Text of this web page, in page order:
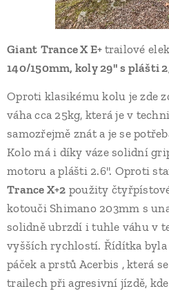
Giant Trance X E+ trailové
140/150mm, koly 29" s plášti
Oproti klasikému kolu je zde
váha cca 25kg, která je v
samozřejmě znát a je se
Kolo má i díky váze solidní
motoru a plášti 2.6". Oproti
Trance X+2 použity
kotouči Shimano 203mm s
solidně ubrzdí i tuhle váhu v
vyšších rychlostí. Řídítka byla
páček a prstů Acerbis , která
trailech při agresivní jízdě,